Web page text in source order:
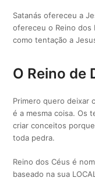
Satanás ofereceu a
ofereceu o Reino dos
como tentação a
O Reino de
Primero quero deixar
é a mesma coisa. Os
criar conceitos
toda pedra.
Reino dos Céus é
baseado na sua